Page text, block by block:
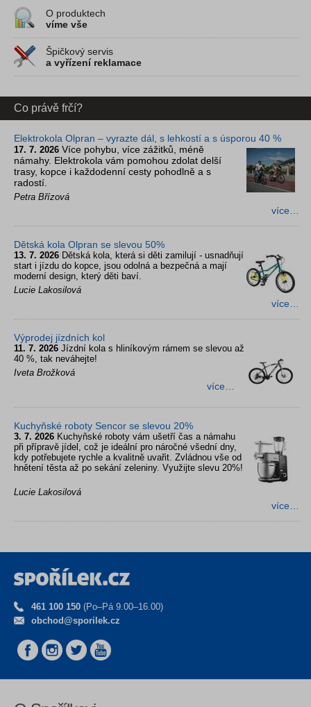
O produktech
víme vše
Špičkový servis
a vyřízení reklamace
Co právě frčí?
Elektrokola Olpran – vyrazte dál, s lehkostí a s úsporou 40 %
17. 7. 2026 Více pohybu, více zážitků, méně
námahy. Elektrokola vám pomohou zdolat delší
trasy, kopce i každodenní cesty pohodlně a s
radostí.
Petra Břízová
více…
Dětská kola Olpran se slevou 50%
13. 7. 2026 Dětská kola, která si děti zamilují - usnadňují
start i jízdu do kopce, jsou odolná a bezpečná a mají
moderní design, který děti baví.
Lucie Lakosilová
více…
Výprodej jízdních kol
11. 7. 2026 Jízdní kola s hliníkovým rámem se slevou až
40 %, tak neváhejte!
Iveta Brožková
více…
Kuchyňské roboty Sencor se slevou 20%
3. 7. 2026 Kuchyňské roboty vám ušetří čas a námahu
při přípravě jídel, což je ideální pro náročné všední dny,
kdy potřebujete rychle a kvalitně uvařit. Zvládnou vše od
hnětení těsta až po sekání zeleniny. Využijte slevu 20%!
Lucie Lakosilová
více…
461 100 150 (Po–Pá 9.00–16.00)
obchod@sporilek.cz